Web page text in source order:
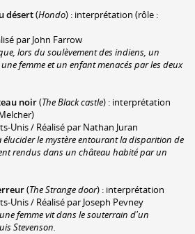
désert(Hondo) : interprétation (rôle :
par John Farrow
lors du soulèvement des indiens, un
femme et un enfant menacés par les deux
noir(The Black castle) : interprétation
Unis / Réalisé par Nathan Juran
élucider le mystère entourant la disparition de
rendus dans un château habité par un
(The Strange door) : interprétation
Unis / Réalisé par Joseph Pevney
femme vit dans le souterrain d'un
Stevenson.